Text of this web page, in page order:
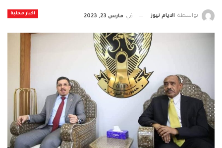
اخبار محلية بواسطة الايام نيوز في مارس 23, 2023